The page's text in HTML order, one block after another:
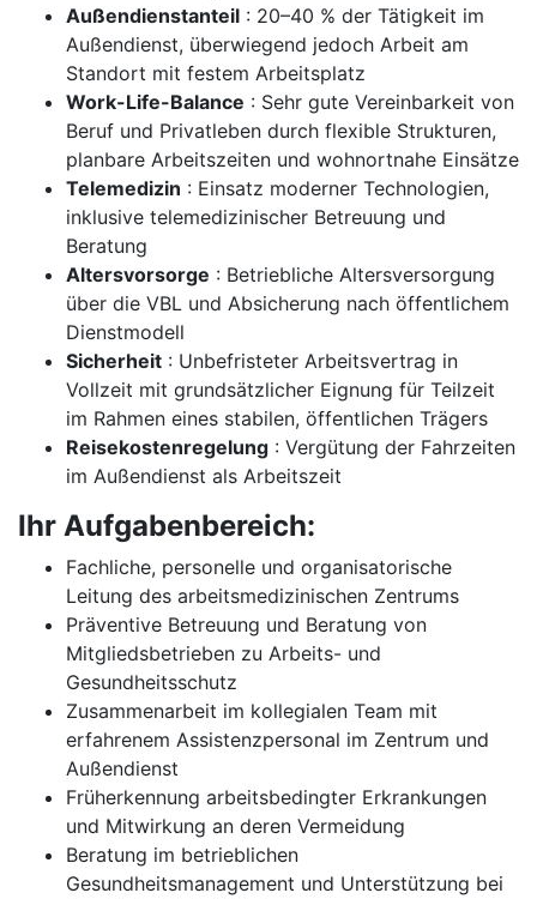
Außendienstanteil : 20–40 % der Tätigkeit im
Außendienst, überwiegend jedoch Arbeit am
Standort mit festem Arbeitsplatz
Work-Life-Balance : Sehr gute Vereinbarkeit von
Beruf und Privatleben durch flexible Strukturen,
planbare Arbeitszeiten und wohnortnahe Einsätze
Telemedizin : Einsatz moderner Technologien,
inklusive telemedizinischer Betreuung und
Beratung
Altersvorsorge : Betriebliche Altersversorgung
über die VBL und Absicherung nach öffentlichem
Dienstmodell
Sicherheit : Unbefristeter Arbeitsvertrag in
Vollzeit mit grundsätzlicher Eignung für Teilzeit
im Rahmen eines stabilen, öffentlichen Trägers
Reisekostenregelung : Vergütung der Fahrzeiten
im Außendienst als Arbeitszeit
Ihr Aufgabenbereich:
Fachliche, personelle und organisatorische
Leitung des arbeitsmedizinischen Zentrums
Präventive Betreuung und Beratung von
Mitgliedsbetrieben zu Arbeits- und
Gesundheitsschutz
Zusammenarbeit im kollegialen Team mit
erfahrenem Assistenzpersonal im Zentrum und
Außendienst
Früherkennung arbeitsbedingter Erkrankungen
und Mitwirkung an deren Vermeidung
Beratung im betrieblichen
Gesundheitsmanagement und Unterstützung bei